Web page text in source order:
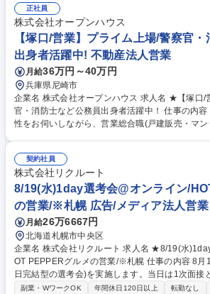
業務一切 募集職種 ★9/2(水)1day選考会＠オンライン/HOT PEPPERグル
メの営業/※東京
正社員
株式会社オープンハウス
【塚口/営業】プライム上場/警察官
出身者活躍中! 不動産法人営業
月給36万円～40万円
兵庫県尼崎市
企業名 株式会社オープンハウス 求人名 ★【塚口/営業】プライム上場/警察
官・消防士など公務員出身者活躍中！ 仕事の内容 ご面接にてご希望や適
性をお伺いしながら、営業総合職(戸建販売・マ
85%以上が年収アップを実現！圧倒的な企業の成
キャリア採用実施中！今チャンスを掴みませんか
総合職の最低月給が36万円に引き上げられました
ンティブ比率も高いです。中途入社者の90%が未
が、年次を問わず実力に応じた役職や報酬をご用
当社グループの業務全般 募集職種 ★【塚口/営業】プライム上場/警察官・
消防士など公務員出身者活躍中！
契約社員
株式会社リクルート
8/19(水)1day選考会@オンライン/
の営業/※札幌 広告/メディア法人営業
月給26万6667円
北海道札幌市中央区
企業名 株式会社リクルート 求人名 ★8/19(水)1day選考会＠オンライン/H
OT PEPPERグルメの営業/※札幌 仕事の内容 8月19日(水)に1day選考会(1
日完結型の選考会)を実施します。当日は1次面接
定となります。（1次面接にてお見送りとなる可能
副業・WワークOK 年間休日120日以上 転勤なし